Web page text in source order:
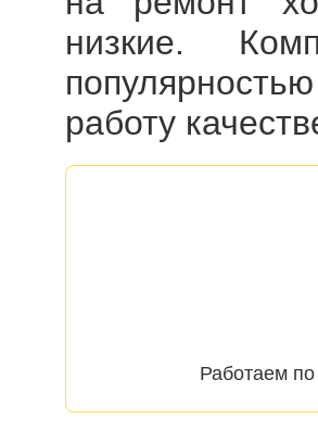
низкие.
работу
Работаем